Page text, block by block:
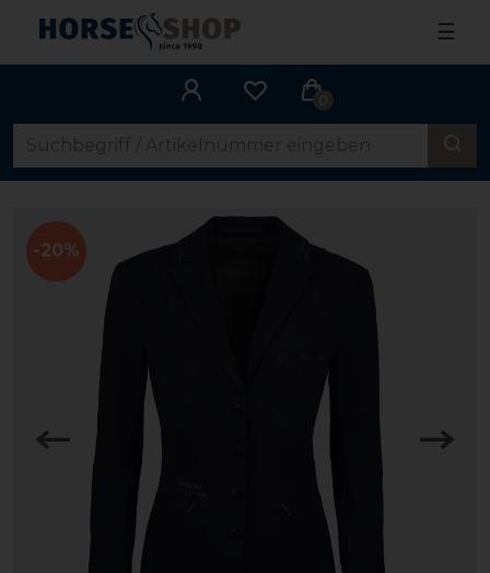
☰
0
-20%